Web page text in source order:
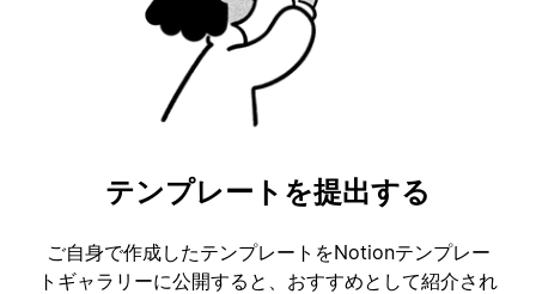
テンプレートを提出する
ご自身で作成したテンプレートをNotionテンプレー
トギャラリーに公開すると、おすすめとして紹介され